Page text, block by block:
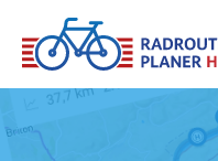
Skip to main content